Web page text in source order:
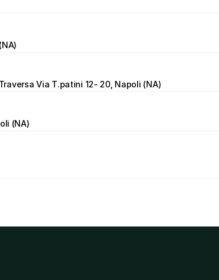
Via T.patini 12- 20, Napoli (NA)
(NA)